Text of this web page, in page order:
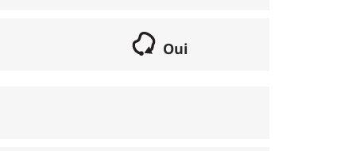
Oui
lorsqu'il s'agit d'une boucle. Les chemins
peut se réaliser avec un vélo semi